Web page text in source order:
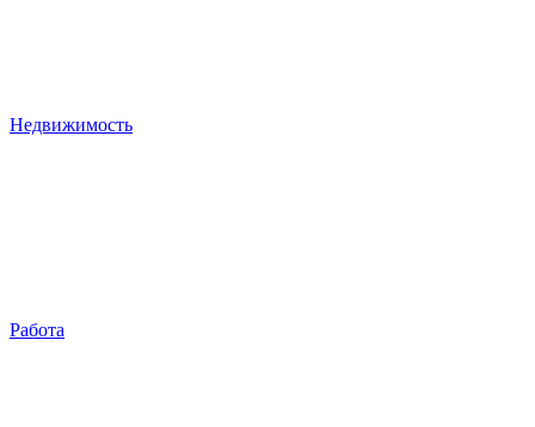
Недвижимость
Работа